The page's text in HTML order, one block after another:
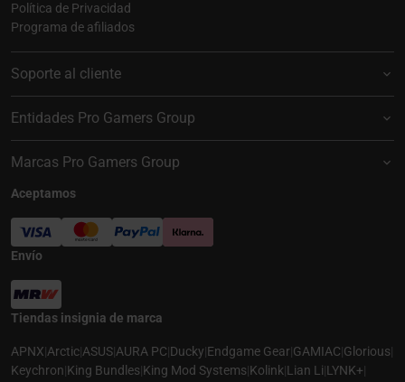
Política de Privacidad
Programa de afiliados
Soporte al cliente
Entidades Pro Gamers Group
Marcas Pro Gamers Group
Aceptamos
Envío
Tiendas insignia de marca
APNX|Arctic|ASUS|AURA PC|Ducky|Endgame Gear|GAMIAC|Glorious|
Keychron|King Bundles|King Mod Systems|Kolink|Lian Li|LYNK+|